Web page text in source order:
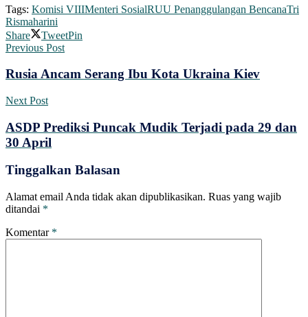
Tags: Komisi VIIIMenteri SosialRUU Penanggulangan BencanaTri
Rismaharini
Share
TweetPin
Previous Post
Rusia Ancam Serang Ibu Kota Ukraina Kiev
Next Post
ASDP Prediksi Puncak Mudik Terjadi pada 29 dan
30 April
Tinggalkan Balasan
Alamat email Anda tidak akan dipublikasikan. Ruas yang wajib
ditandai *
Komentar *